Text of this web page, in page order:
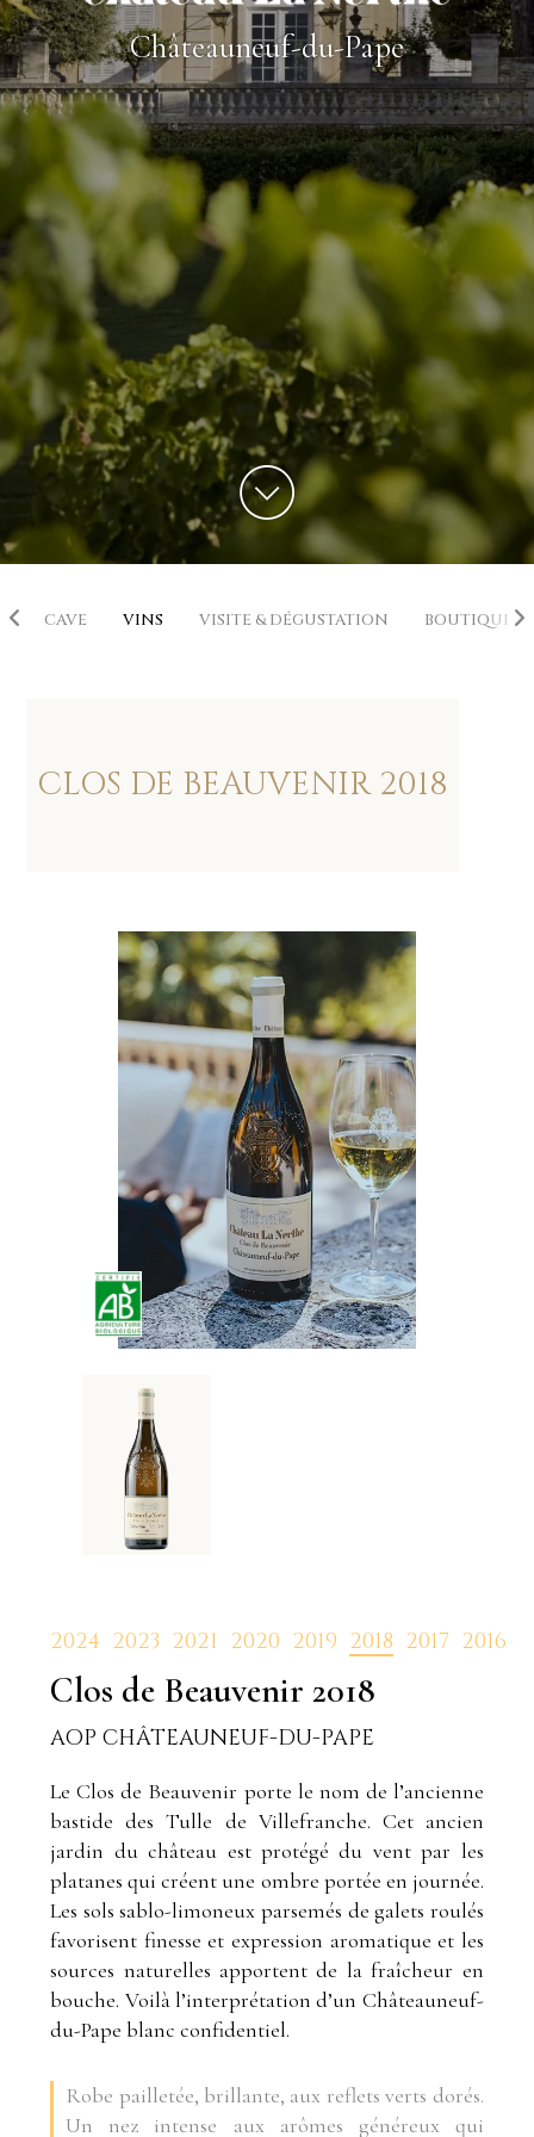
Châteauneuf-du-Pape
CAVE VINS VISITE & DÉGUSTATION BOUTIQUE
CLOS DE BEAUVENIR 2018
2024 2023 2021 2020 2019 2018 2017 2016
Clos de Beauvenir2018
AOP CHÂTEAUNEUF-DU-PAPE
Le Clos de Beauvenir porte le nom de l’ancienne
bastide des Tulle de Villefranche. Cet ancien
jardin du château est protégé du vent par les
platanes qui créent une ombre portée en journée.
Les sols sablo-limoneux parsemés de galets roulés
favorisent finesse et expression aromatique et les
sources naturelles apportent de la fraîcheur en
bouche. Voilà l’interprétation d’un Châteauneuf-
du-Pape blanc confidentiel.
Robe pailletée, brillante, aux reflets verts dorés.
Un nez intense aux arômes généreux qui